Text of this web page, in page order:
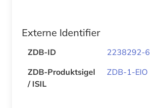
Externe Identifier
ZDB-ID
2238292-6
ZDB-Produktsigel
/ ISIL
ZDB-1-EIO